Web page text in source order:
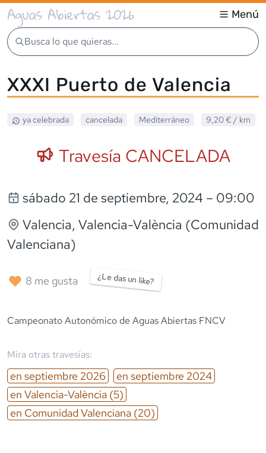
Aguas Abiertas 2026 Menú
Busca lo que quieras...
XXXI Puerto de Valencia
ya celebrada cancelada Mediterráneo 9,20 € / km
Travesía CANCELADA
sábado 21 de septiembre, 2024 – 09:00
Valencia, Valencia-València (Comunidad
Valenciana)
8 me gusta ¿Le das un like?
Campeonato Autonómico de Aguas Abiertas FNCV
Mira otras travesías:
en septiembre 2026 en septiembre 2024
en Valencia-València (5)
en Comunidad Valenciana (20)